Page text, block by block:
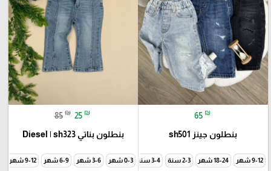
65 ₪
بنطلون جينز sh501
9-12 شهر 18-24 شهر ‏2-3 سنة 3-4 سنة ‏4-5 سنة
85 ₪ 25 ₪
بنطلون بناتي Diesel | sh323
0-3 شهر 3-6 شهر 6-9 شهر 9-12 شهر